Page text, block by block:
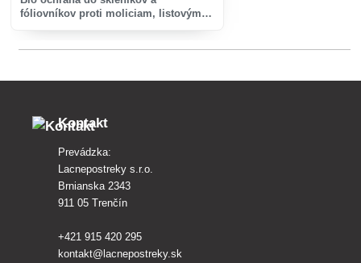
fóliovníkov proti moliciam, listovým
Kontakt
Prevádzka:
Lacnepostreky s.r.o.
Brnianska 2343
911 05 Trenčín
+421 915 420 295
kontakt@lacnepostreky.sk